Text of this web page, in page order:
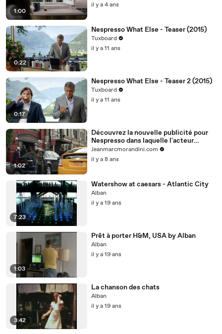
1:00
il y a 4 ans
0:22
Nespresso What Else - Teaser (2015)
Tuxboard
il y a 11 ans
0:17
Nespresso What Else - Teaser 2 (2015)
Tuxboard
il y a 11 ans
1:02
Découvrez la nouvelle publicité pour
Nespresso dans laquelle l'acteur
George Clooney parodie la série "Game
of Thrones" - VIDEO
Jeanmarcmorandini.com
il y a 8 ans
7:23
Watershow at caesars - Atlantic City
Alban
il y a 19 ans
1:03
Prêt à porter H&M, USA by Alban
Alban
il y a 19 ans
3:42
La chanson des chats
Alban
il y a 19 ans